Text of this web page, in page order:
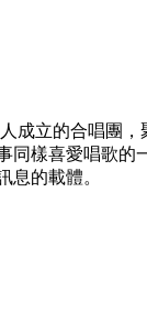
成立的合唱團，
同樣喜愛唱歌的
息的載體。